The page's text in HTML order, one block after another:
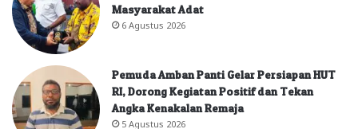
Masyarakat Adat
6 Agustus 2026
Pemuda Amban Panti Gelar Persiapan HUT
RI, Dorong Kegiatan Positif dan Tekan
Angka Kenakalan Remaja
5 Agustus 2026